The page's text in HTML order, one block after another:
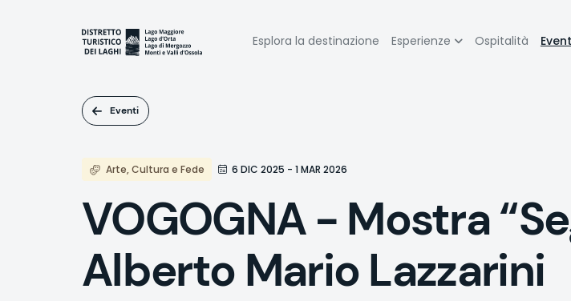
Navigazione
Esplora la destinazione Esperienze Ospitalità
Eventi
Arte, Cultura e Fede 6 DIC 2025 - 1 MAR 2026
VOGOGNA - Mostra
Alberto Mario Lazzarini